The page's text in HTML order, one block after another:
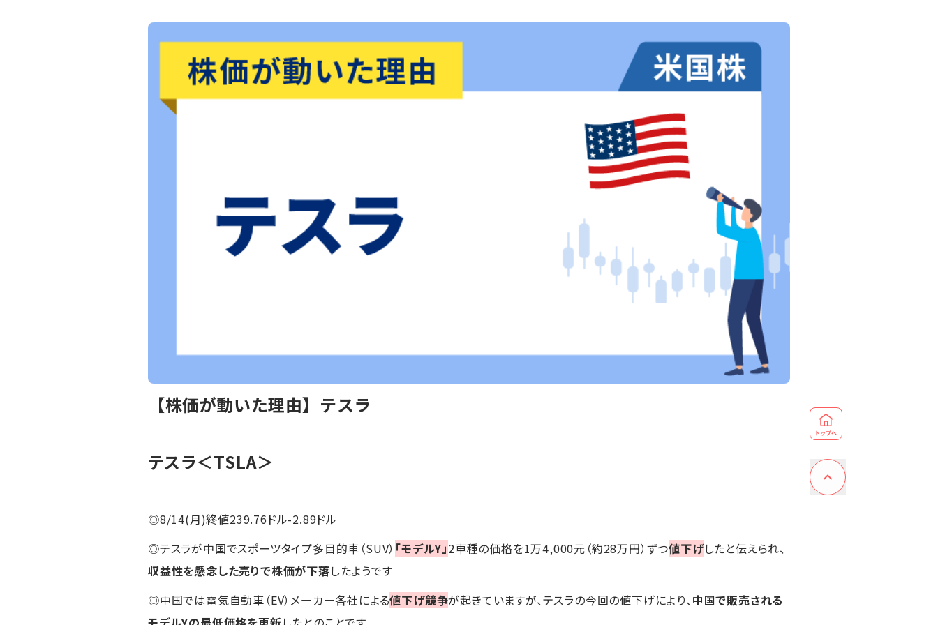
【株価が動いた理由】テスラ
テスラ＜TSLA＞
◎8/14(月)終値239.76ドル-2.89ドル
◎テスラが中国でスポーツタイプ多目的車（SUV） 「モデルY」2車種の価格を1万4,000元（約28万円）ずつ値下げしたと伝えられ、
収益性を懸念した売りで株価が下落したようです
◎中国では電気自動車（EV）メーカー各社による値下げ競争が起きていますが、テスラの今回の値下げにより、 中国で販売される